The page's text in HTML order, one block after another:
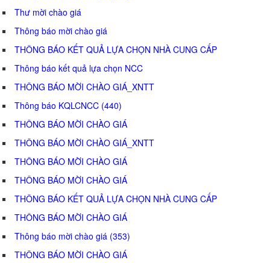
Thư mời chào giá
Thông báo mời chào giá
THÔNG BÁO KẾT QUẢ LỰA CHỌN NHÀ CUNG CẤP
Thông báo kết quả lựa chọn NCC
THÔNG BÁO MỜI CHÀO GIÁ_XNTT
Thông báo KQLCNCC (440)
THÔNG BÁO MỜI CHÀO GIÁ
THÔNG BÁO MỜI CHÀO GIÁ_XNTT
THÔNG BÁO MỜI CHÀO GIÁ
THÔNG BÁO MỜI CHÀO GIÁ
THÔNG BÁO KẾT QUẢ LỰA CHỌN NHÀ CUNG CẤP
THÔNG BÁO MỜI CHÀO GIÁ
Thông báo mời chào giá (353)
THÔNG BÁO MỜI CHÀO GIÁ